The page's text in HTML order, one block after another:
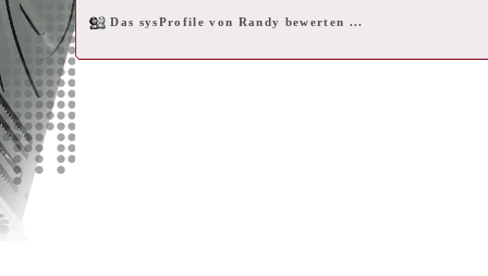
Das sysProfile von Randy bewerten ...